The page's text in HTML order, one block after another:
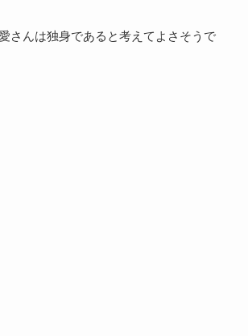
さんは独身であると考えてよさそうで